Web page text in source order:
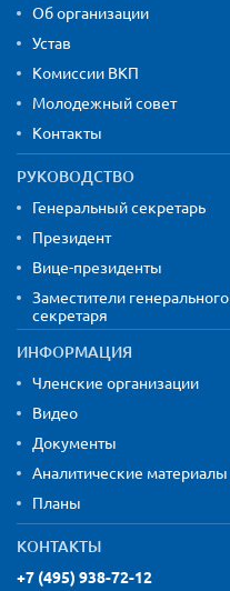
Об организации
Устав
Комиссии ВКП
Молодежный совет
Контакты
РУКОВОДСТВО
Генеральный секретарь
Президент
Вице-президенты
Заместители генерального
секретаря
ИНФОРМАЦИЯ
Членские организации
Видео
Документы
Аналитические материалы
Планы
КОНТАКТЫ
+7 (495) 938-72-12